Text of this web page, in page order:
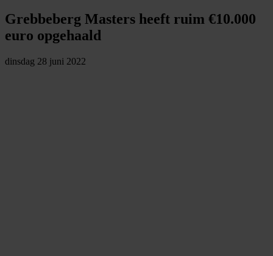
Grebbeberg Masters heeft ruim €10.000
euro opgehaald
dinsdag 28 juni 2022